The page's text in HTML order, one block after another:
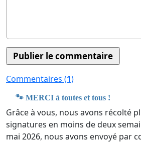
Commentaires (1)
🐾 MERCI à toutes et tous !
Grâce à vous, nous avons récolté
signatures en moins de deux
mai 2026, nous avons envoyé par